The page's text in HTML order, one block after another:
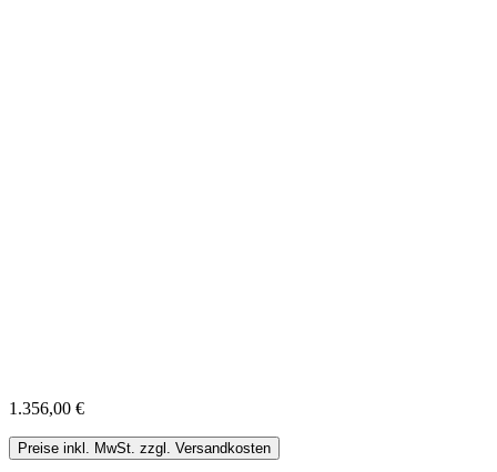
1.356,00 €
Preise inkl. MwSt. zzgl. Versandkosten